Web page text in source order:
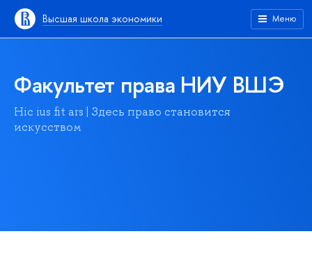
Высшая школа экономики Меню
Факультет права НИУ ВШЭ
Hic ius fit ars | Здесь право становится
искусством